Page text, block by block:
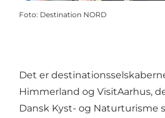
Foto: Destination NORD
Det er
Himmerland og VisitAarhus,
Dansk Kyst- og Naturturisme